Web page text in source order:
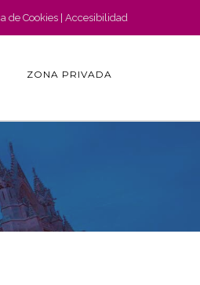
de Cookies Accesibilidad
ZONA PRIVADA